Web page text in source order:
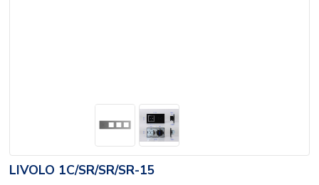
LIVOLO 1C/SR/SR/SR-15